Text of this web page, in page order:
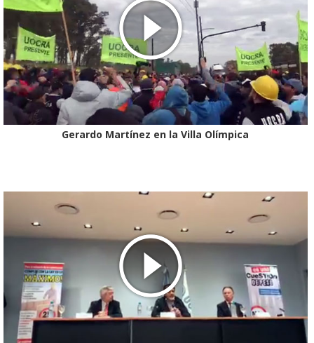
Gerardo Martínez en la Villa Olímpica